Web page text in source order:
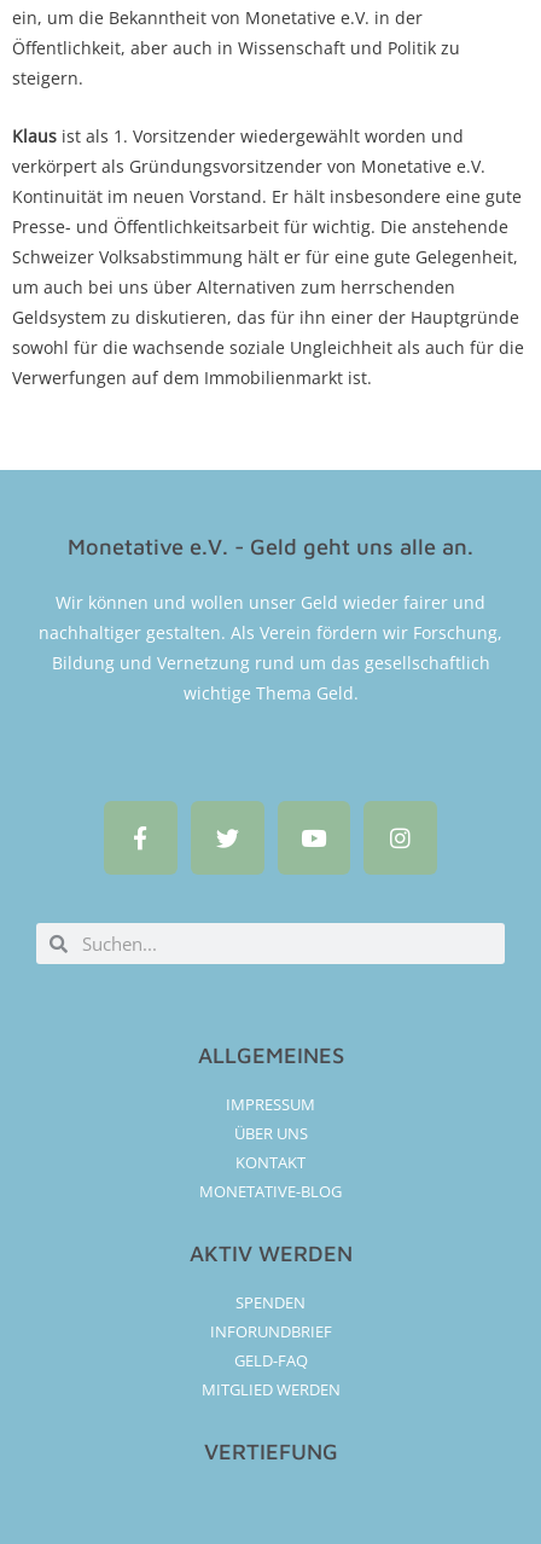
ein, um die Bekanntheit von Monetative e.V. in der
Öffentlichkeit, aber auch in Wissenschaft und Politik zu
steigern.
Klaus ist als 1. Vorsitzender wiedergewählt worden und
verkörpert als Gründungsvorsitzender von Monetative e.V.
Kontinuität im neuen Vorstand. Er hält insbesondere eine gute
Presse- und Öffentlichkeitsarbeit für wichtig. Die anstehende
Schweizer Volksabstimmung hält er für eine gute Gelegenheit,
um auch bei uns über Alternativen zum herrschenden
Geldsystem zu diskutieren, das für ihn einer der Hauptgründe
sowohl für die wachsende soziale Ungleichheit als auch für die
Verwerfungen auf dem Immobilienmarkt ist.
Monetative e.V. - Geld geht uns alle an.
Wir können und wollen unser Geld wieder fairer und
nachhaltiger gestalten. Als Verein fördern wir Forschung,
Bildung und Vernetzung rund um das gesellschaftlich
wichtige Thema Geld.
ALLGEMEINES
IMPRESSUM
ÜBER UNS
KONTAKT
MONETATIVE-BLOG
AKTIV WERDEN
SPENDEN
INFORUNDBRIEF
GELD-FAQ
MITGLIED WERDEN
VERTIEFUNG